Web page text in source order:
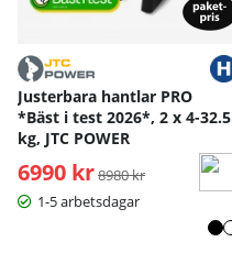
Justerbara hantlar PRO
*Bäst i test 2026*, 2 x 4-32.5
kg, JTC POWER
6990 kr Ordinarie pris:
8980 kr
1-5 arbetsdagar